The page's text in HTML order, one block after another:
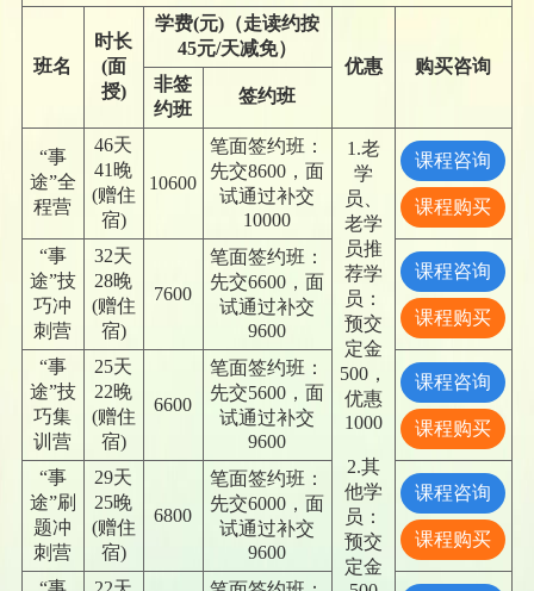
班名
时长
(面
授)
学费(元)（走读约按
45元/天减免）
优惠
购买咨询
非签
约班
签约班
“事
途”全
程营
46天
41晚
(赠住
宿)
10600
笔面签约班：
先交8600，面
试通过补交
10000
1.老
学
员、
老学
员推
荐学
员：
预交
定金
500，
优惠
1000
2.其
他学
员：
预交
定金
课程咨询
课程购买
“事
途”技
巧冲
刺营
32天
28晚
(赠住
宿)
7600
笔面签约班：
先交6600，面
试通过补交
9600
课程咨询
课程购买
“事
途”技
巧集
训营
25天
22晚
(赠住
宿)
6600
笔面签约班：
先交5600，面
试通过补交
9600
课程咨询
课程购买
“事
途”刷
题冲
刺营
29天
25晚
(赠住
宿)
6800
笔面签约班：
先交6000，面
试通过补交
9600
课程咨询
课程购买